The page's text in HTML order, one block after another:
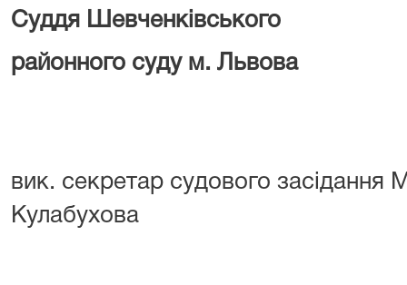
Суддя Шевченківського
районного суду м. Львова
вик. секретар судового засідання
Кулабухова